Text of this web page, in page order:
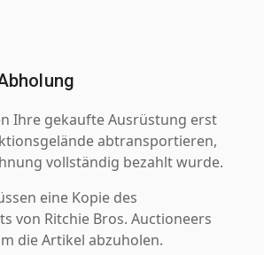
Ihre gekaufte Ausrüstung erst
abtransportieren,
vollständig bezahlt wurde.
eine Kopie des
von Ritchie Bros. Auctioneers
die Artikel abzuholen.